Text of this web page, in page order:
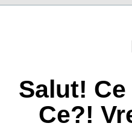
Salut!
Ce?!